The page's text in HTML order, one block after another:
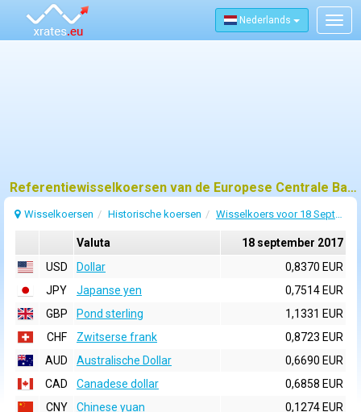
Nederlands
Referentiewisselkoersen van de Europese Centrale Bank (ECB) voor 18 september 2017
Wisselkoersen Historische koersen Wisselkoers voor 18 September 2017
Valuta
18 september 2017
USD
Dollar
0,8370 EUR
JPY
Japanse yen
0,7514 EUR
GBP
Pond sterling
1,1331 EUR
CHF
Zwitserse frank
0,8723 EUR
AUD
Australische Dollar
0,6690 EUR
CAD
Canadese dollar
0,6858 EUR
CNY
Chinese yuan
0,1274 EUR